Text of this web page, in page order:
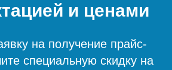
и ценами
на получение прайс-
специальную скидку на